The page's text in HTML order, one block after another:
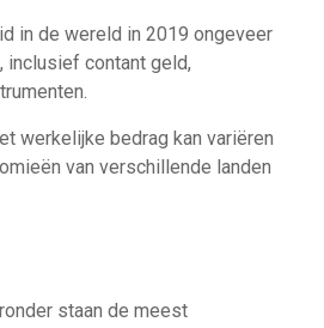
in de wereld in 2019 ongeveer
inclusief contant geld,
werkelijke bedrag kan variëren
van verschillende landen
staan de meest